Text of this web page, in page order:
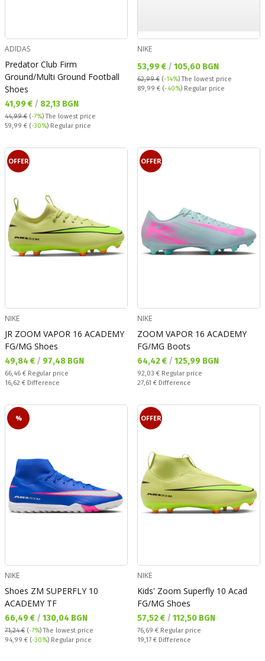
ADIDAS
Predator Club Firm
Ground/Multi Ground Football
Shoes
Текуща цена:
41,99 € / 82,13 BGN
44,99 € (-7%)The lowest price
Regular price:
59,99 € (-30%) Regular price
NIKE
Текуща цена:
53,99 € / 105,60 BGN
62,99 € (-14%)The lowest price
Regular price:
89,99 € (-40%) Regular price
OFFER
NIKE
JR ZOOM VAPOR 16 ACADEMY
FG/MG Shoes
Текуща цена:
49,84 € / 97,48 BGN
Regular price:
66,46 € Regular price
Спестявате:
16,62 € Difference
OFFER
NIKE
ZOOM VAPOR 16 ACADEMY
FG/MG Boots
Текуща цена:
64,42 € / 125,99 BGN
Regular price:
92,03 € Regular price
Спестявате:
27,61 € Difference
%
NIKE
Shoes ZM SUPERFLY 10
ACADEMY TF
Текуща цена:
66,49 € / 130,04 BGN
71,24 € (-7%)The lowest price
Regular price:
94,99 € (-30%) Regular price
OFFER
NIKE
Kids' Zoom Superfly 10 Acad
FG/MG Shoes
Текуща цена:
57,52 € / 112,50 BGN
Regular price:
76,69 € Regular price
Спестявате:
19,17 € Difference